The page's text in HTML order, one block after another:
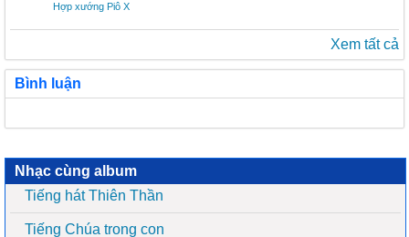
Hợp xướng Piô X
Xem tất cả
Bình luận
Nhạc cùng album
Tiếng hát Thiên Thần
Tiếng Chúa trong con